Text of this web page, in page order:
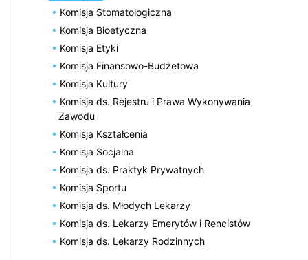
Komisja Stomatologiczna
Komisja Bioetyczna
Komisja Etyki
Komisja Finansowo-Budżetowa
Komisja Kultury
Komisja ds. Rejestru i Prawa Wykonywania
Zawodu
Komisja Kształcenia
Komisja Socjalna
Komisja ds. Praktyk Prywatnych
Komisja Sportu
Komisja ds. Młodych Lekarzy
Komisja ds. Lekarzy Emerytów i Rencistów
Komisja ds. Lekarzy Rodzinnych